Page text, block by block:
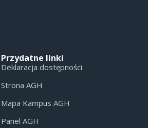
Przydatne linki
Deklaracja dostępności
Strona AGH
Mapa Kampus AGH
Panel AGH